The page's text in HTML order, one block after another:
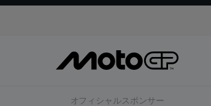
オフィシャルスポンサー